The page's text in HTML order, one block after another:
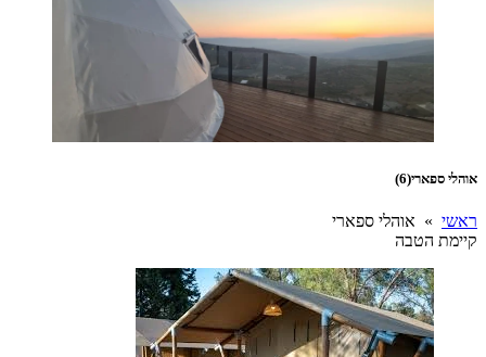
אוהלי ספארי(6)
ראשי » אוהלי ספארי
קיימת הטבה